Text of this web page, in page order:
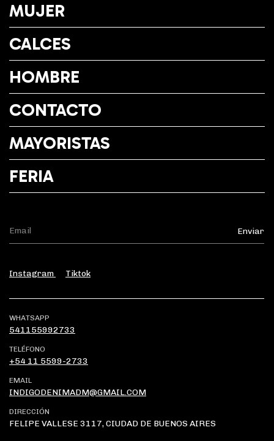
MUJER
CALCES
HOMBRE
CONTACTO
MAYORISTAS
FERIA
Instagram Tiktok
WHATSAPP
541155992733
TELÉFONO
+54 11 5599-2733
EMAIL
INDIGODENIMADM@GMAIL.COM
DIRECCIÓN
FELIPE VALLESE 3117, CIUDAD DE BUENOS AIRES